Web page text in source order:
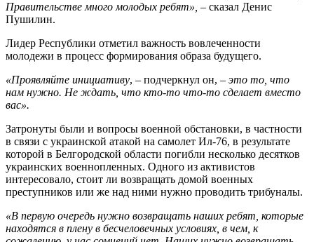
Правительстве много молодых ребят», – сказал Денис
Пушилин.
Лидер Республики отметил важность вовлеченности
молодежи в процесс формирования образа будущего.
«Проявляйте инициативу, – подчеркнул он, – это то, что
нам нужно. Не ждать, что кто-то что-то сделает вместо
вас».
Затронуты были и вопросы военной обстановки, в частности
в связи с украинской атакой на самолет Ил-76, в результате
которой в Белгородской области погибли несколько десятков
украинских военнопленных. Одного из активистов
интересовало, стоит ли возвращать домой военных
преступников или же над ними нужно проводить трибуналы.
«В первую очередь нужно возвращать наших ребят, которые
находятся в плену в бесчеловечных условиях, в чем, к